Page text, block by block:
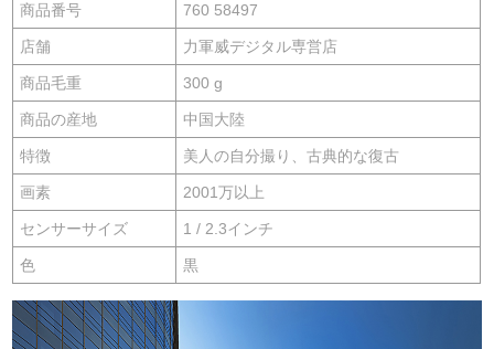
商品番号 760 58497
店舗 力軍威デジタル専営店
商品毛重 300 g
商品の産地 中国大陸
特徴 美人の自分撮り、古典的な復古
画素 2001万以上
センサーサイズ 1 / 2.3インチ
色 黒